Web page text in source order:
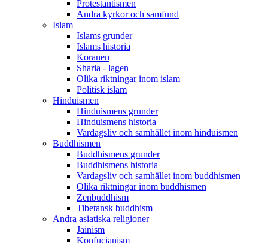
Protestantismen
Andra kyrkor och samfund
Islam
Islams grunder
Islams historia
Koranen
Sharia - lagen
Olika riktningar inom islam
Politisk islam
Hinduismen
Hinduismens grunder
Hinduismens historia
Vardagsliv och samhället inom hinduismen
Buddhismen
Buddhismens grunder
Buddhismens historia
Vardagsliv och samhället inom buddhismen
Olika riktningar inom buddhismen
Zenbuddhism
Tibetansk buddhism
Andra asiatiska religioner
Jainism
Konfucianism